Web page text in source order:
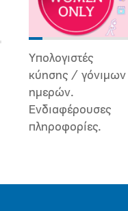
Υπολογιστές
κύησης / γόνιμων
ημερών.
Ενδιαφέρουσες
πληροφορίες.